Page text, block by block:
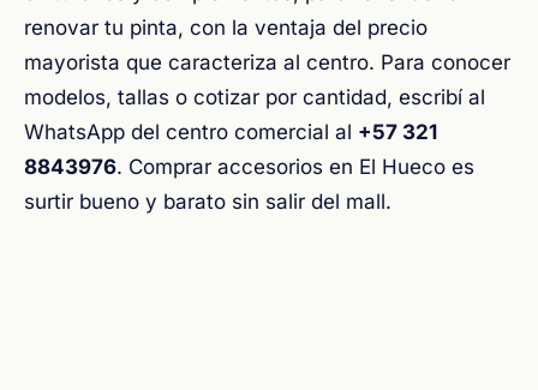
renovar tu pinta, con la ventaja del precio
mayorista que caracteriza al centro. Para conocer
modelos, tallas o cotizar por cantidad, escribí al
WhatsApp del centro comercial al +57 321
8843976. Comprar accesorios en El Hueco es
surtir bueno y barato sin salir del mall.